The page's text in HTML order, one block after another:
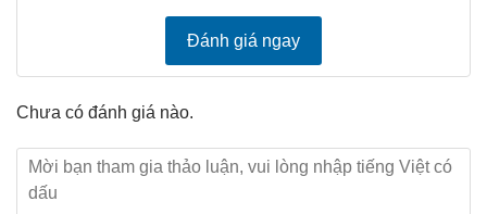
Đánh giá ngay
Chưa có đánh giá nào.